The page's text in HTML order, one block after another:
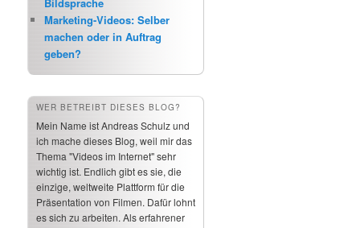
Marketing-Videos: Selber
machen oder in Auftrag
geben?
WER BETREIBT DIESES BLOG?
Mein Name ist Andreas Schulz und
ich mache dieses Blog, weil mir das
Thema "Videos im Internet" sehr
wichtig ist. Endlich gibt es sie, die
einzige, weltweite Plattform für die
Präsentation von Filmen. Dafür lohnt
es sich zu arbeiten. Als erfahrener